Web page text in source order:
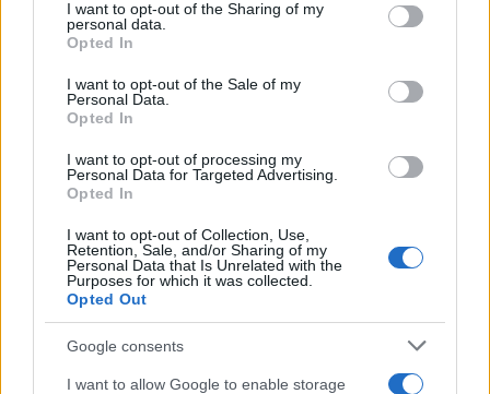
not limited to your visit or usage behaviour. You may click to
grant or deny consent to Google and its third-party tags to
use your data for below specified purposes in below Google
consent section.
I want to opt-out of the Sharing of my
personal data.
Opted In
I want to opt-out of the Sale of my
Personal Data.
Opted In
I want to opt-out of processing my
Personal Data for Targeted Advertising.
Opted In
I want to opt-out of Collection, Use,
Retention, Sale, and/or Sharing of my
Personal Data that Is Unrelated with the
Purposes for which it was collected.
Opted Out
Google consents
I want to allow Google to enable storage
NEWS
La guerre des géants de la tech : Apple contre OpenAI
Juliette Bernard · 7 Août 2026